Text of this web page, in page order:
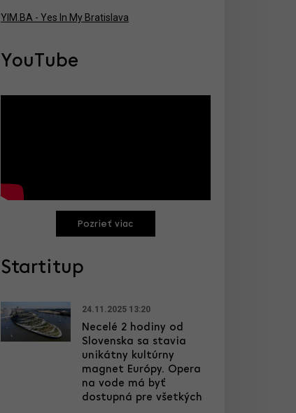
YIM.BA - Yes In My Bratislava
YouTube
Pozrieť viac
Startitup
24.11.2025 13:20
Necelé 2 hodiny od
Slovenska sa stavia
unikátny kultúrny
magnet Európy. Opera
na vode má byť
dostupná pre všetkých